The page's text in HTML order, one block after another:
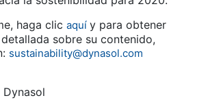
haga clic aquí y para obtener
sobre su contenido,
sustainability@dynasol.com